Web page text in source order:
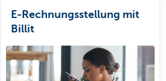
E-Rechnungsstellung mit
Billit